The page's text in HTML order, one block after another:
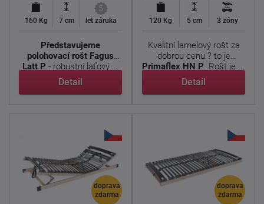
160 Kg 7 cm
5
let záruka
Představujeme
polohovací rošt Fagus
Latt P - robustní laťový ...
Detail
120 Kg 5 cm 3 zóny
Kvalitní lamelový rošt za
dobrou cenu ? to je
Primaflex HN P. Rošt je ...
Detail
doprava
zdarma
doprava
zdarma